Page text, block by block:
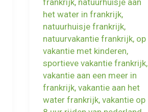
het water in frankrijk,
natuurhuisje frankrijk,
natuurvakantie frankrijk, op
vakantie met kinderen,
sportieve vakantie frankrijk,
vakantie aan een meer in
frankrijk, vakantie aan het
water frankrijk, vakantie op